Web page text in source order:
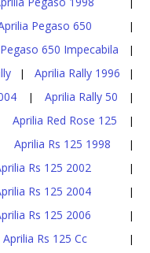
Pegaso 650 |
650 Impecabila |
| Aprilia Rally 1996 |
| Aprilia Rally 50 |
Aprilia Red Rose 125 |
Aprilia Rs 125 1998 |
Rs 125 2002 |
Rs 125 2004 |
Rs 125 2006 |
Aprilia Rs 125 Cc |